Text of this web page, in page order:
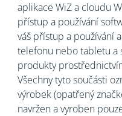
aplikace WiZ a cloudu
přístup a používání
váš přístup a používání
telefonu nebo tabletu a
produkty
Všechny tyto součásti
výrobek (opatřený
navržen a vyroben